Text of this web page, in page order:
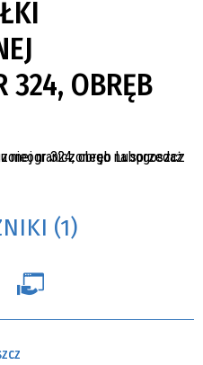
324, OBRĘB
(1)